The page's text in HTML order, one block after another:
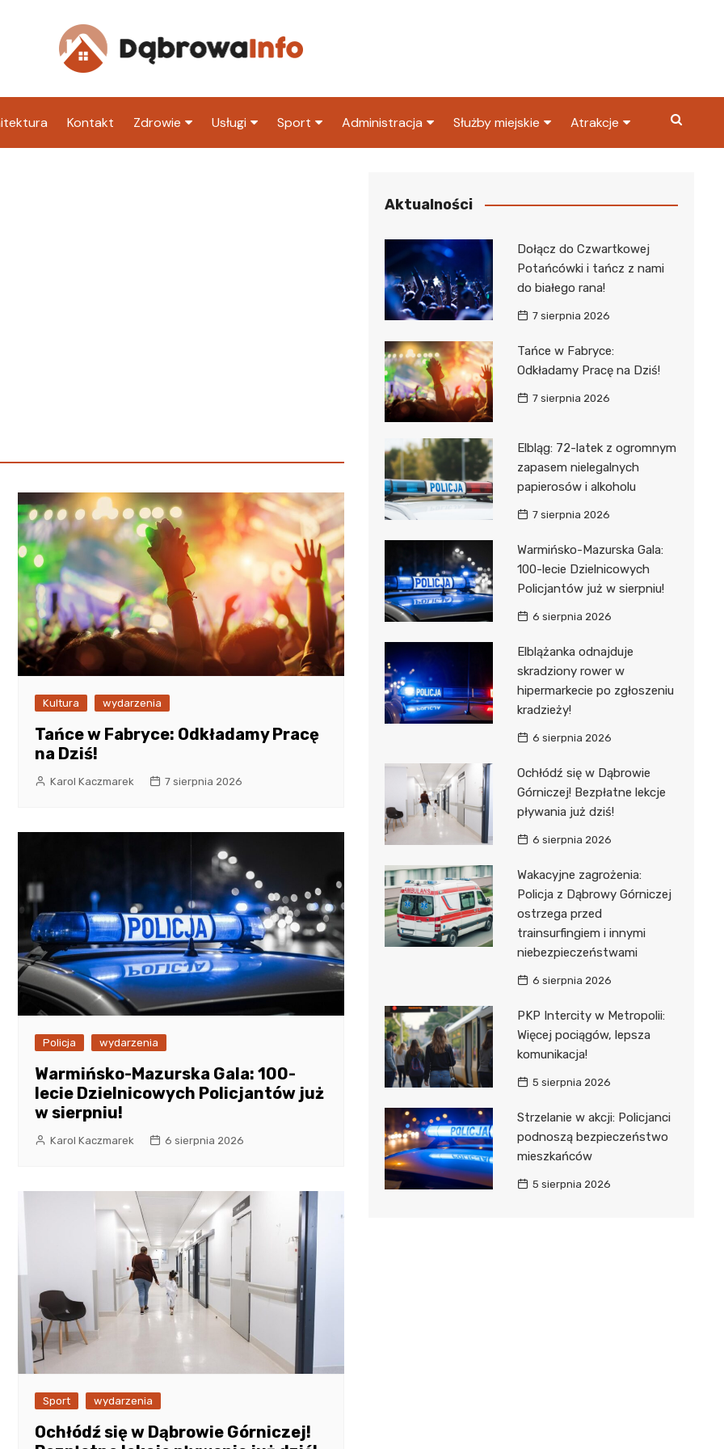
Kontakt Zdrowie Usługi
Księgarnia
Sport Administracja
Urząd Skarbowy
Służby miejskie
Policja
Atrakcje
Kultura wydarzenia
Tańce w Fabryce: Odkładamy Pracę
na Dziś!
Karol Kaczmarek 7 sierpnia 2026
Policja wydarzenia
Warmińsko-Mazurska Gala: 100-
lecie Dzielnicowych Policjantów już
w sierpniu!
Karol Kaczmarek 6 sierpnia 2026
Sport wydarzenia
Ochłódź się w Dąbrowie Górniczej!
Aktualności
Dołącz do Czwartkowej
Potańcówki i tańcz z nami
do białego rana!
7 sierpnia 2026
Tańce w Fabryce:
Odkładamy Pracę na Dziś!
7 sierpnia 2026
Elbląg: 72-latek z ogromnym
zapasem nielegalnych
papierosów i alkoholu
7 sierpnia 2026
Warmińsko-Mazurska Gala:
100-lecie Dzielnicowych
Policjantów już w sierpniu!
6 sierpnia 2026
Elblążanka odnajduje
skradziony rower w
hipermarkecie po zgłoszeniu
kradzieży!
6 sierpnia 2026
Ochłódź się w Dąbrowie
Górniczej! Bezpłatne lekcje
pływania już dziś!
6 sierpnia 2026
Wakacyjne zagrożenia:
Policja z Dąbrowy Górniczej
ostrzega przed
trainsurfingiem i innymi
niebezpieczeństwami
6 sierpnia 2026
PKP Intercity w Metropolii:
Więcej pociągów, lepsza
komunikacja!
5 sierpnia 2026
Strzelanie w akcji: Policjanci
podnoszą bezpieczeństwo
mieszkańców
5 sierpnia 2026